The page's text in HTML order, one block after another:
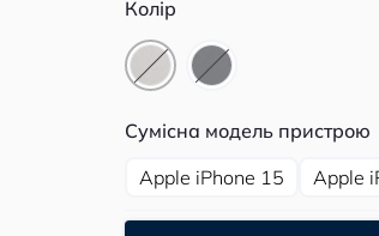
Колір
Сумісна модель пристрою
Apple iPhone 15
Apple